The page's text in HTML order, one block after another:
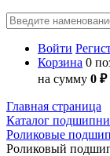
Войти
Корзина 0
на сумму 0 ₽
Главная страница
Каталог
Роликовые
Роликовый